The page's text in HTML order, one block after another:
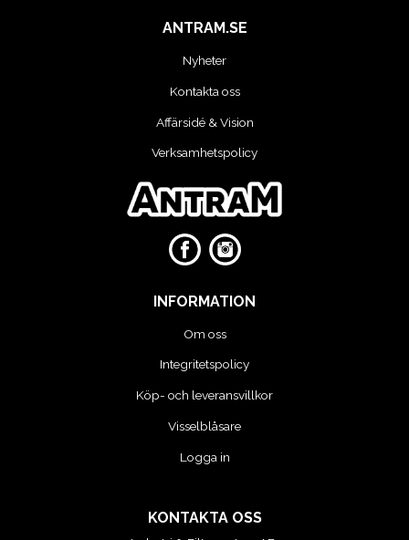
SKYDDSUTRUSTNING
STEGAR, STÖD OCH PLATTFORMAR
TUNGA FORDON UNIVERSAL
VERKSTADSUTRUSTNING
ANTRAM.SE
Nyheter
Kontakta oss
Affärsidé & Vision
Verksamhetspolicy
INFORMATION
Om oss
Integritetspolicy
Köp- och leveransvillkor
Visselblåsare
Logga in
KONTAKTA OSS